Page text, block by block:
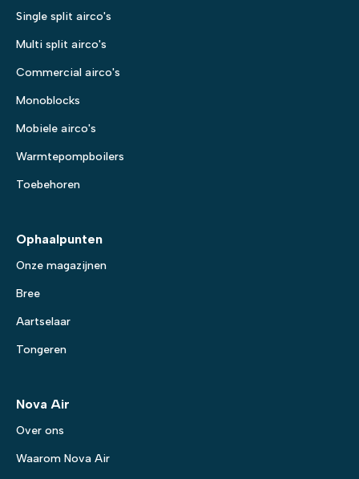
Single split airco's
Multi split airco's
Commercial airco's
Monoblocks
Mobiele airco's
Warmtepompboilers
Toebehoren
Ophaalpunten
Onze magazijnen
Bree
Aartselaar
Tongeren
Nova Air
Over ons
Waarom Nova Air